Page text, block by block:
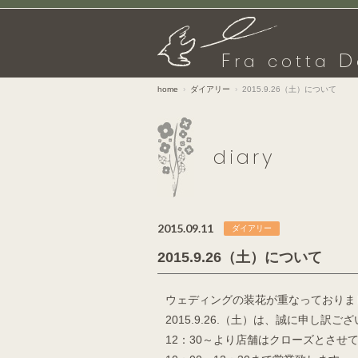
F ra cotta D
home ダイアリー 2015.9.26（土）について
diary
2015.09.11 ダイアリー
2015.9.26（土）について
ウェディングの装花が重なっておりま
2015.9.26.（土）は、誠に申し訳ござ
12：30～より店舗はクローズとさせて